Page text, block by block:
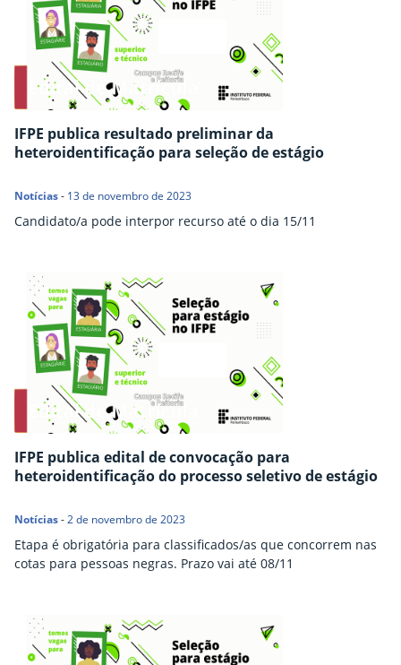
IFPE publica resultado preliminar da
heteroidentificação para seleção de estágio
Notícias- 13 de novembro de 2023
Candidato/a pode interpor recurso até o dia 15/11
IFPE publica edital de convocação para
heteroidentificação do processo seletivo de estágio
Notícias-2 de novembro de 2023
Etapa é obrigatória para classificados/as que concorrem nas
cotas para pessoas negras. Prazo vai até 08/11